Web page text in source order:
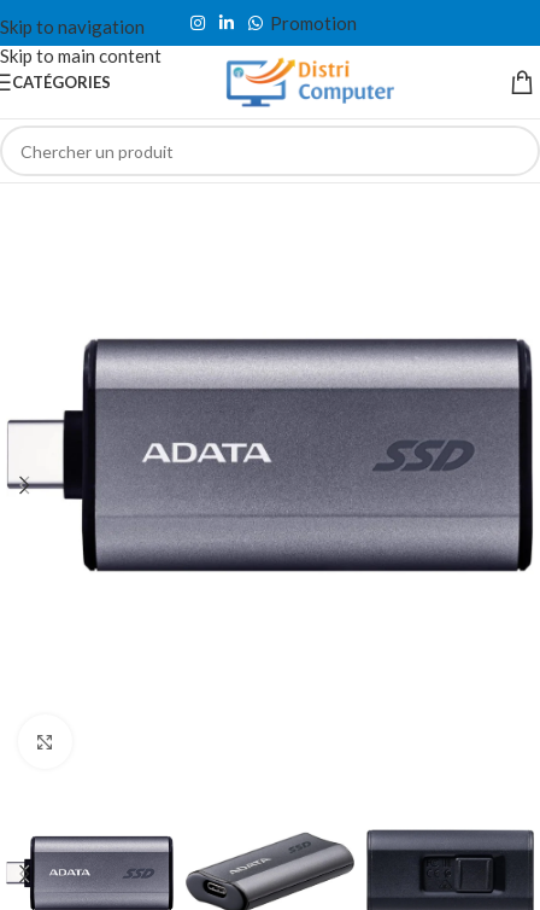
Skip to navigation
Skip to main content
Promotion
CATÉGORIES